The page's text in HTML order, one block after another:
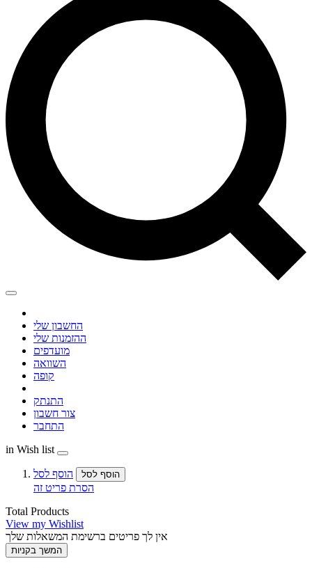
החשבון שלי
ההזמנות שלי
מועדפים
השוואה
קופה
התנתק
צור חשבון
התחבר
in Wish list
הוסף לסל הוסף לסל
הסרת פריט זה
Total Products
View my Wishlist
אין לך פריטים ברשימת המשאלות שלך
המשך בקניות